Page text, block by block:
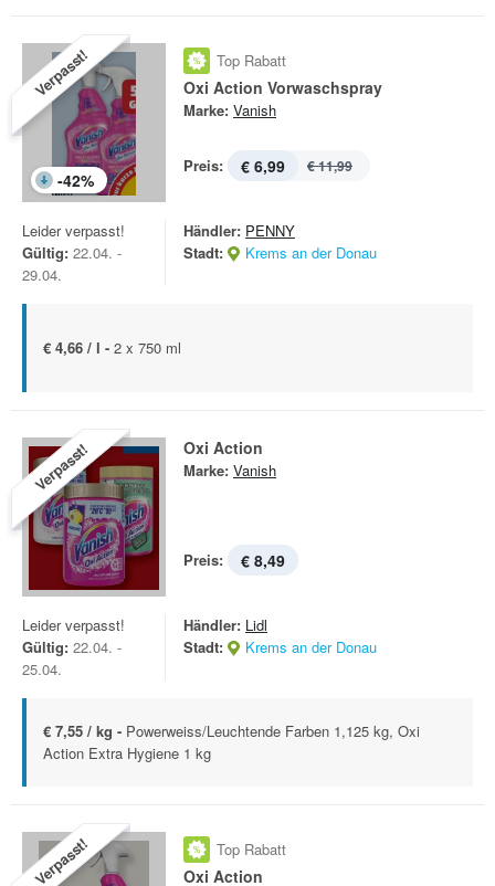
Verpasst!
-42%
Top Rabatt
Oxi Action Vorwaschspray
Marke: Vanish
Preis: € 6,99 € 11,99
Leider verpasst!
Gültig: 22.04. -
29.04.
Händler: PENNY
Stadt:
Krems an der Donau
€ 4,66 / l - 2 x 750 ml
Verpasst! Oxi Action
Marke: Vanish
Preis: € 8,49
Leider verpasst!
Gültig: 22.04. -
25.04.
Händler: Lidl
Stadt:
Krems an der Donau
€ 7,55 / kg - Powerweiss/Leuchtende Farben 1,125 kg, Oxi
Action Extra Hygiene 1 kg
Verpasst! Top Rabatt
Oxi Action